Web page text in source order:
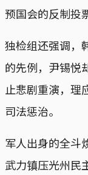
预国会的反制投
独检组还强调，
的先例，尹锡悦
止悲剧重演，理
司法惩治。
军人出身的全斗
武力镇压光州民